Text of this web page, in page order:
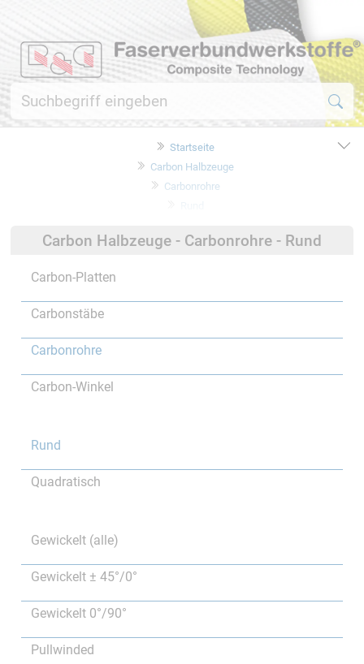
Startseite
Carbon Halbzeuge
Carbonrohre
Carbon Halbzeuge - Carbonrohre - Rund
Carbon-Platten
Carbonstäbe
Carbonrohre
Carbon-Winkel
Rund
Quadratisch
Gewickelt (alle)
Gewickelt ± 45°/0°
Gewickelt 0°/90°
Pullwinded